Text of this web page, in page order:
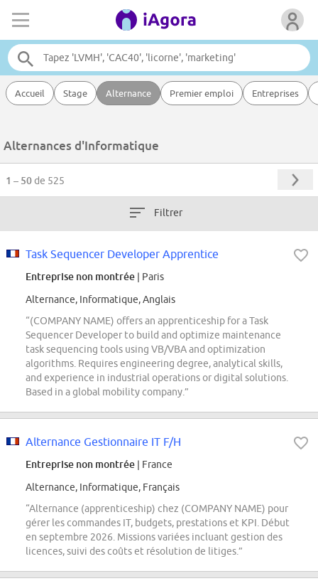
Accueil Stage Alternance Premier emploi Entreprises
Alternances d'Informatique
1 – 50de 525
Filtrer
Task Sequencer Developer Apprentice
Entreprise non montrée | Paris
Alternance, Informatique, Anglais
“(COMPANY NAME) offers an apprenticeship for a Task
Sequencer Developer to build and optimize maintenance
task sequencing tools using VB/VBA and optimization
algorithms. Requires engineering degree, analytical skills,
and experience in industrial operations or digital solutions.
Based in a global mobility company.”
Alternance Gestionnaire IT F/H
Entreprise non montrée | France
Alternance, Informatique, Français
“Alternance (apprenticeship) chez (COMPANY NAME) pour
gérer les commandes IT, budgets, prestations et KPI. Début
en septembre 2026. Missions variées incluant gestion des
licences, suivi des coûts et résolution de litiges.”